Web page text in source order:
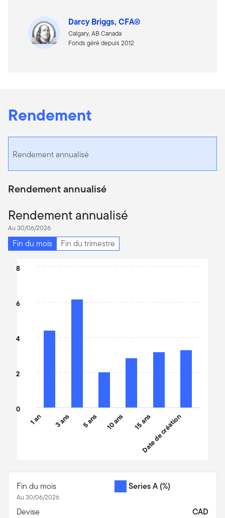
Darcy Briggs, CFA®
Calgary, AB Canada
Fonds géré depuis 2012
Rendement
Rendement annualisé
Rendement annualisé
Rendement annualisé
Au 30/06/2026
Fin du mois
Fin du trimestre
The chart has 1 Y axis displaying values. Data ranges from 2.04
1 an 3 ans 5 ans 10 ans 15 ans
Date de création
0
2
4
6
8
Fin du mois
Au 30/06/2026
Series A (%)
Devise
CAD